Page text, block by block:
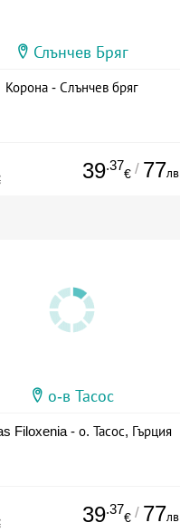
Слънчев Бряг
Корона - Слънчев бряг
39.37
€ / 77лв.
о-в Тасос
Filoxenia - о. Тасос, Гърция
39.37
€ / 77лв.